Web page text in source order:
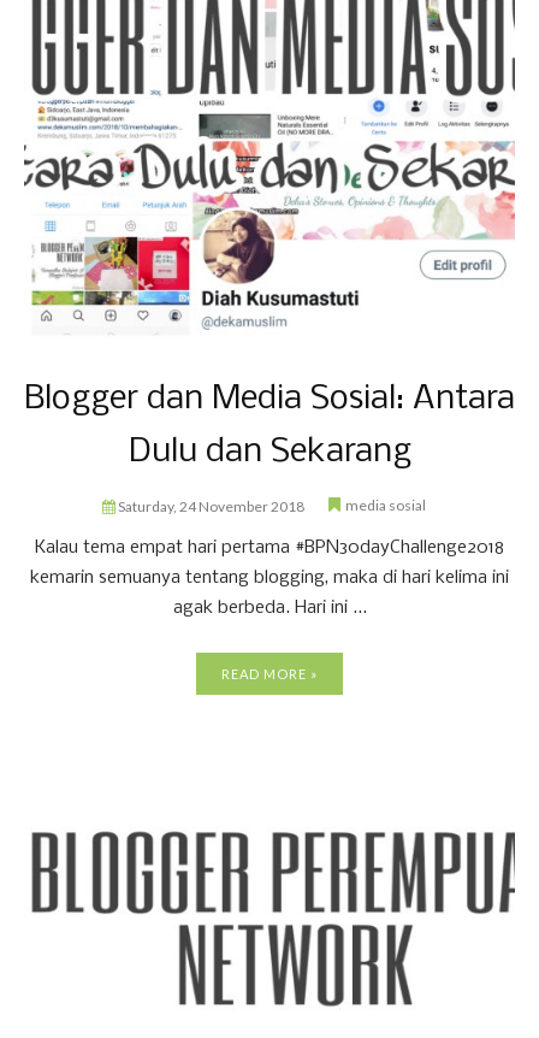
Blogger dan Media Sosial: Antara
Dulu dan Sekarang
Saturday, 24 November 2018 media sosial
Kalau tema empat hari pertama #BPN30dayChallenge2018
kemarin semuanya tentang blogging, maka di hari kelima ini
agak berbeda. Hari ini ...
READ MORE »